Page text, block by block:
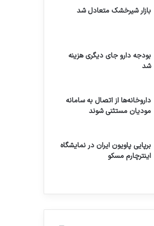
بازار شیرخشک متعادل شد
بودجه دارو جای دیگری هزینه
شد
داروخانه‌ها از اتصال به سامانه
مودیان مستثنی شوند
برپایی پاویون ایران در نمایشگاه
اینترچارم مسکو